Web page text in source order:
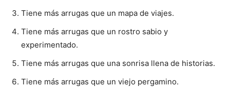
Tiene más arrugas que un mapa de viajes.
Tiene más arrugas que un rostro sabio y
experimentado.
Tiene más arrugas que una sonrisa llena de historias.
Tiene más arrugas que un viejo pergamino.